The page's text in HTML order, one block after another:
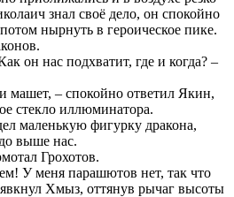
знал своё дело, он спокойно
нырнуть в героическое пике.
он нас подхватит, где и когда? –
машет, – спокойно ответил Якин,
стекло иллюминатора.
маленькую фигурку дракона,
выше нас.
Грохотов.
У меня парашютов нет, так что
Хмыз, оттянув рычаг высоты